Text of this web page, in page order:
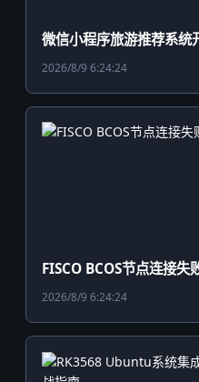
微信小程序旅游推荐系统
2026/8/9 6:24:24
FISCO BCOS节点连接失
2026/8/9 6:24:24